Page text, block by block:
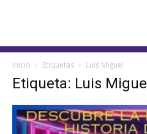
Inicio Etiquetas Luis Miguel
Etiqueta: Luis Miguel